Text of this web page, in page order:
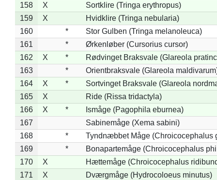
158
X
Sortklire (Tringa erythropus)
159
X
Hvidklire (Tringa nebularia)
160
*
Stor Gulben (Tringa melanoleuca)
161
*
Ørkenløber (Cursorius cursor)
162
X *
Rødvinget Braksvale (Glareola
163
*
Orientbraksvale (Glareola
164
X *
Sortvinget Braksvale (Glareola
165
X
Ride (Rissa tridactyla)
166
X *
Ismåge (Pagophila eburnea)
167
Sabinemåge (Xema sabini)
168
*
Tyndnæbbet Måge (Chroicocephalus
169
*
Bonapartemåge (Chroicocephalus
170
X
Hættemåge (Chroicocephalus
171
X
Dværgmåge (Hydrocoloeus minutus)